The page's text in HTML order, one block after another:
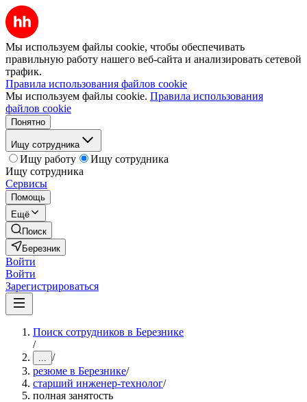
Мы используем файлы cookie, чтобы обеспечивать
правильную работу нашего веб-сайта и анализировать сетевой
трафик.
Правила использования файлов cookie
Мы используем файлы cookie. Правила использования
файлов cookie
Понятно
Ищу сотрудника
Ищу работу
Ищу сотрудника
Ищу сотрудника
Сервисы
Помощь
Ещё
Поиск
Березник
Войти
Войти
Зарегистрироваться
Поиск сотрудников в Березнике
/
... /
резюме в Березнике/
старший инженер-технолог/
полная занятость